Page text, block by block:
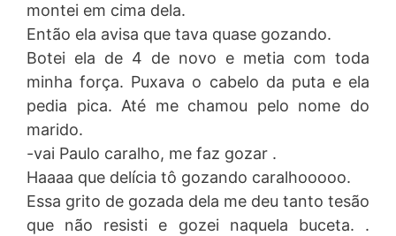
montei em cima dela.
Então ela avisa que tava quase gozando.
Botei ela de 4 de novo e metia com toda
minha força. Puxava o cabelo da puta e ela
pedia pica. Até me chamou pelo nome do
marido.
-vai Paulo caralho, me faz gozar .
Haaaa que delícia tô gozando caralhooooo.
Essa grito de gozada dela me deu tanto tesão
que não resisti e gozei naquela buceta. .